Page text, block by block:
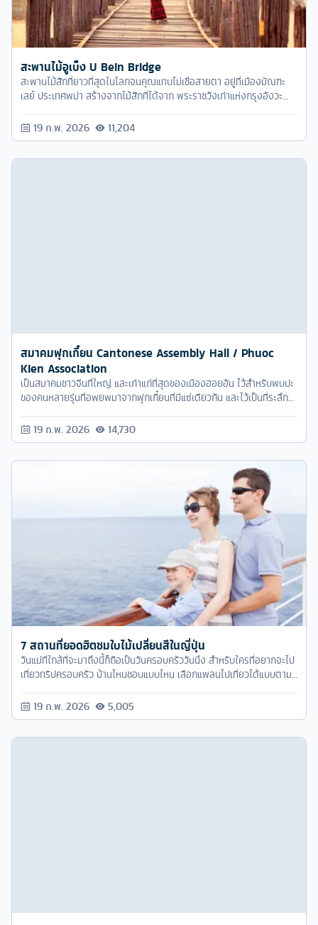
สะพานไม้อูเบ็ง U Bein Bridge
สะพานไม้สักที่ยาวที่สุดในโลกจนคุณแทบไม่เชื่อสายตา อยู่ที่เมืองมัณฑะ
เลย์ ประเทศพม่า สร้างจากไม้สักที่ได้จาก พระราชวังเก่าแห่งกรุงอังวะ
19 ก.พ. 2026 11,204
สมาคมฟุกเกี๋ยน Cantonese Assembly Hall / Phuoc
Kien Association
เป็นสมาคมชาวจีนที่ใหญ่ และเก่าแก่ที่สุดของเมืองฮอยอัน ไว้สำหรับพบปะ
ของคนหลายรุ่นที่อพยพมาจากฟุกเกี๋ยนที่มีแซ่เดียวกัน และไว้เป็นที่ระลึก
ถึงถิ่นกำเนิด
19 ก.พ. 2026 14,730
7 สถานที่ยอดฮิตชมใบไม้เปลี่ยนสีในญี่ปุ่น
วันแม่ที่ใกล้ที่จะมาถึงนี้ก็ถือเป็นวันครอบครัววันนึง สำหรับใครที่อยากจะไป
เที่ยวทริปครอบครัว บ้านไหนชอบแบบไหน เลือกแพลนไปเที่ยวได้แบบตาม
19 ก.พ. 2026 5,005